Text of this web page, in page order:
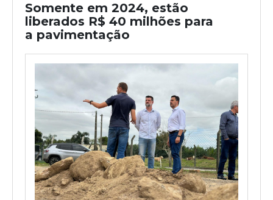
Somente em 2024, estão
liberados R$ 40 milhões para
a pavimentação